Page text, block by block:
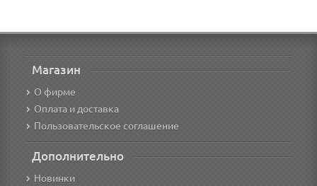
Магазин
О фирме
Оплата и доставка
Пользовательское соглашение
Дополнительно
Новинки